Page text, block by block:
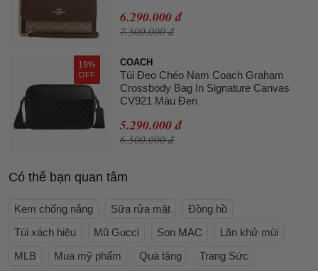
6.290.000 đ
7.500.000 đ
19%
OFF
COACH
Túi Đeo Chéo Nam Coach Graham
Crossbody Bag In Signature Canvas
CV921 Màu Đen
5.290.000 đ
6.500.000 đ
Có thể bạn quan tâm
Kem chống nắng Sữa rửa mặt
Đồng hồ
Túi xách hiệu
Mũ Gucci Son MAC
Lăn khử mùi
MLB
Mua mỹ phẩm Quà tặng
Trang Sức